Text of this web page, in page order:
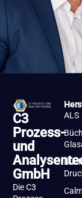
C3
Prozess-
und
GmbH
Die C3
ALS